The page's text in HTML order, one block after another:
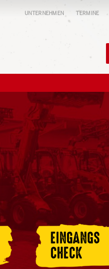
UNTERNEHMEN TERMINE
EINGANGS
CHECK